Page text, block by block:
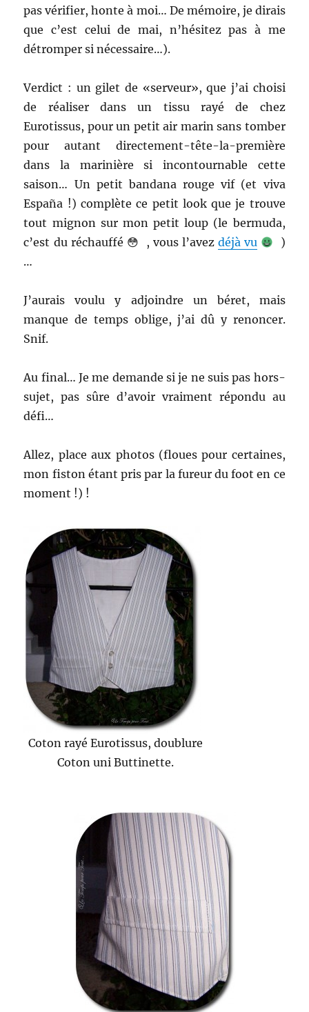
pas vérifier, honte à moi… De mémoire, je dirais
que c’est celui de mai, n’hésitez pas à me
détromper si nécessaire…).
Verdict : un gilet de «serveur», que j’ai choisi
de réaliser dans un tissu rayé de chez
Eurotissus, pour un petit air marin sans tomber
pour autant directement-tête-la-première
dans la marinière si incontournable cette
saison… Un petit bandana rouge vif (et viva
España !) complète ce petit look que je trouve
tout mignon sur mon petit loup (le bermuda,
c’est du réchauffé 😳 , vous l’avezdéjà vu
)
…
J’aurais voulu y adjoindre un béret, mais
manque de temps oblige, j’ai dû y renoncer.
Snif.
Au final… Je me demande si je ne suis pas hors-
sujet, pas sûre d’avoir vraiment répondu au
défi…
Allez, place aux photos (floues pour certaines,
mon fiston étant pris par la fureur du foot en ce
moment !) !
Coton rayé Eurotissus, doublure
Coton uni Buttinette.